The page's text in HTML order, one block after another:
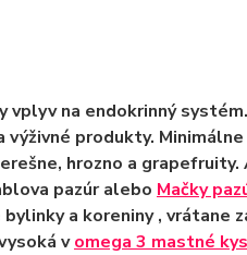
vplyv na endokrinný
výživné produkty.
hrozno a
pazúr alebo Mačky
a koreniny, vrátane
vomega 3 mastné